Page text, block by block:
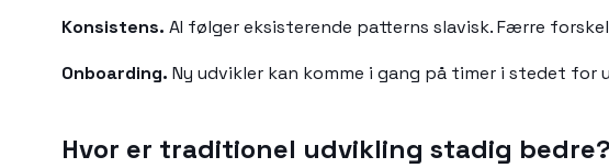
Konsistens. AI følger eksisterende patterns slavisk. Færre
Onboarding. Ny udvikler kan komme i gang på timer i stedet
Hvor er traditionel udvikling stadig bedre?